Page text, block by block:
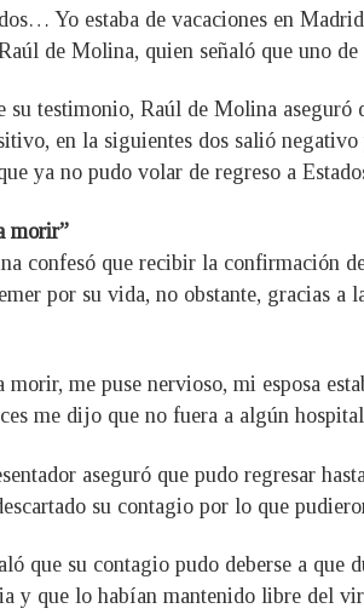
Yo estaba de vacaciones en
de Molina, quien señaló que uno
su testimonio, Raúl de Molina aseguró
en la siguientes dos salió
ya no pudo volar de regreso a
morir”
confesó que recibir la confirmación
por su vida, no obstante, gracias a
morir, me puse nervioso, mi esposa
me dijo que no fuera a algún
aseguró que pudo regresar
su contagio por lo que
que su contagio pudo deberse a que
y que lo habían mantenido libre del